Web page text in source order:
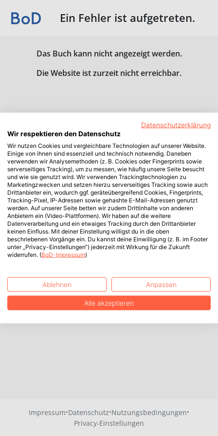
Ein Fehler ist aufgetreten.
Das Buch kann nicht angezeigt werden.
Die Website ist zurzeit nicht erreichbar.
Impressum·Datenschutz·Nutzungsbedingungen·
Privacy-Einstellungen
Datenschutzerklärung
Wir respektieren den Datenschutz
Wir nutzen Cookies und vergleichbare Technologien auf unserer Website.
Einige von ihnen sind essenziell und technisch notwendig. Daneben
verwenden wir Analysemethoden (z. B. Cookies oder Fingerprints sowie
serverseitiges Tracking), um zu messen, wie häufig unsere Seite besucht
und wie sie genutzt wird. Wir verwenden Trackingtechnologien zu
Marketingzwecken und setzen hierzu serverseitiges Tracking sowie auch
Drittanbieter ein, wodurch ggf. geräteübergreifend Cookies, Fingerprints,
Tracking-Pixel, IP-Adressen sowie gehashte E-Mail-Adressen genutzt
werden. Auf unserer Seite betten wir zudem Drittinhalte von anderen
Anbietern ein (Video-Plattformen). Wir haben auf die weitere
Datenverarbeitung und ein etwaiges Tracking durch den Drittanbieter
keinen Einfluss. Mit deiner Einstellung willigst du in die oben
beschriebenen Vorgänge ein. Du kannst deine Einwilligung (z. B. im Footer
unter „Privacy-Einstellungen“) jederzeit mit Wirkung für die Zukunft
widerrufen. (BoD-Impressum)
Ablehnen Anpassen
Alle akzeptieren